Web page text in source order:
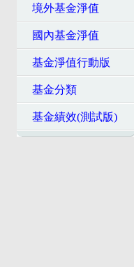
境外基金淨值
國內基金淨值
基金淨值行動版
基金分類
基金績效(測試版)